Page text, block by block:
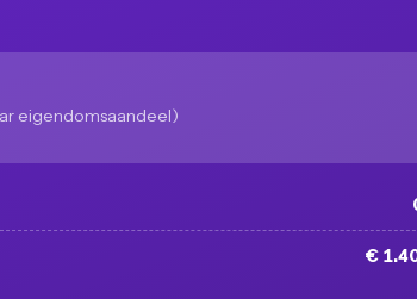
eigendomsaandeel)
€